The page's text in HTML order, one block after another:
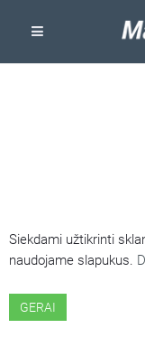
Siekdami užtikrinti
naudojame slapukus.
GERAI